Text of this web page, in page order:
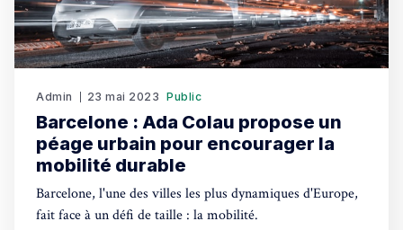
Admin 23 mai 2023 Public
Barcelone : Ada Colau propose un
péage urbain pour encourager la
mobilité durable
Barcelone, l'une des villes les plus dynamiques d'Europe,
fait face à un défi de taille : la mobilité.